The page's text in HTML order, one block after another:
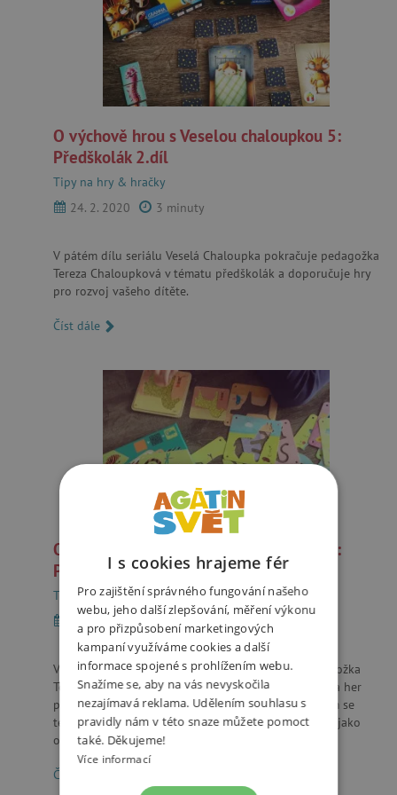
O výchově hrou s Veselou chaloupkou 5:
Předškolák 2.díl
Tipy na hry & hračky
24. 2. 2020
3 minuty
V pátém dílu seriálu Veselá Chaloupka pokračuje pedagožka
Tereza Chaloupková v tématu předškolák a doporučuje hry
pro rozvoj vašeho dítěte.
Číst dále
O výchově hrou s Veselou chaloupkou 4:
Předškolák 1.díl
Tipy na hry & hračky
17. 2. 2020
3 minuty
Ve čtvrtém dílu seriálu Veselá Chaloupka vám pedagožka
Tereza Chaloupková doporučí řadu zajímavých tipů a her
pro vaše dítko. Věkové rozmězí tří až šesti let, kterým se
tento článek bude zabývat, by se dal nejlépe popsat jako
období nástupu do mateřské školy. Čeká vás t...
Číst dále
I s cookies hrajeme fér
Pro zajištění správného fungování našeho
webu, jeho další zlepšování, měření výkonu
a pro přizpůsobení marketingových
kampaní využíváme cookies a další
informace spojené s prohlížením webu.
Snažíme se, aby na vás nevyskočila
nezajímavá reklama. Udělením souhlasu s
pravidly nám v této snaze můžete pomoct
také. Děkujeme!
Více informací